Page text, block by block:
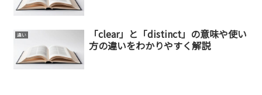
違い
「clear」と「distinct」の意味や使い
方の違いをわかりやすく解説